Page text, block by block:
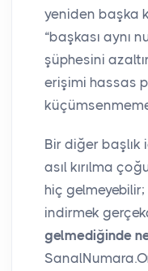
yeniden başka
“başkası aynı
şüphesini
erişimi hassas
Bir diğer başlık
asıl kırılma
hiç
indirmek
gelmediğinde